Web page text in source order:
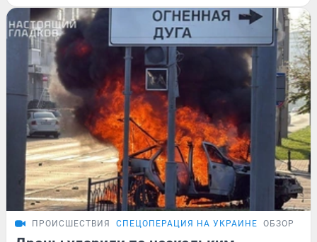
ПРОИСШЕСТВИЯ СПЕЦОПЕРАЦИЯ НА УКРАИНЕ ОБЗОР